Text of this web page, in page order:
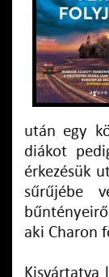
után egy
diákot
érkezésük
sűrűjébe
aki Charon
Kisvártatva